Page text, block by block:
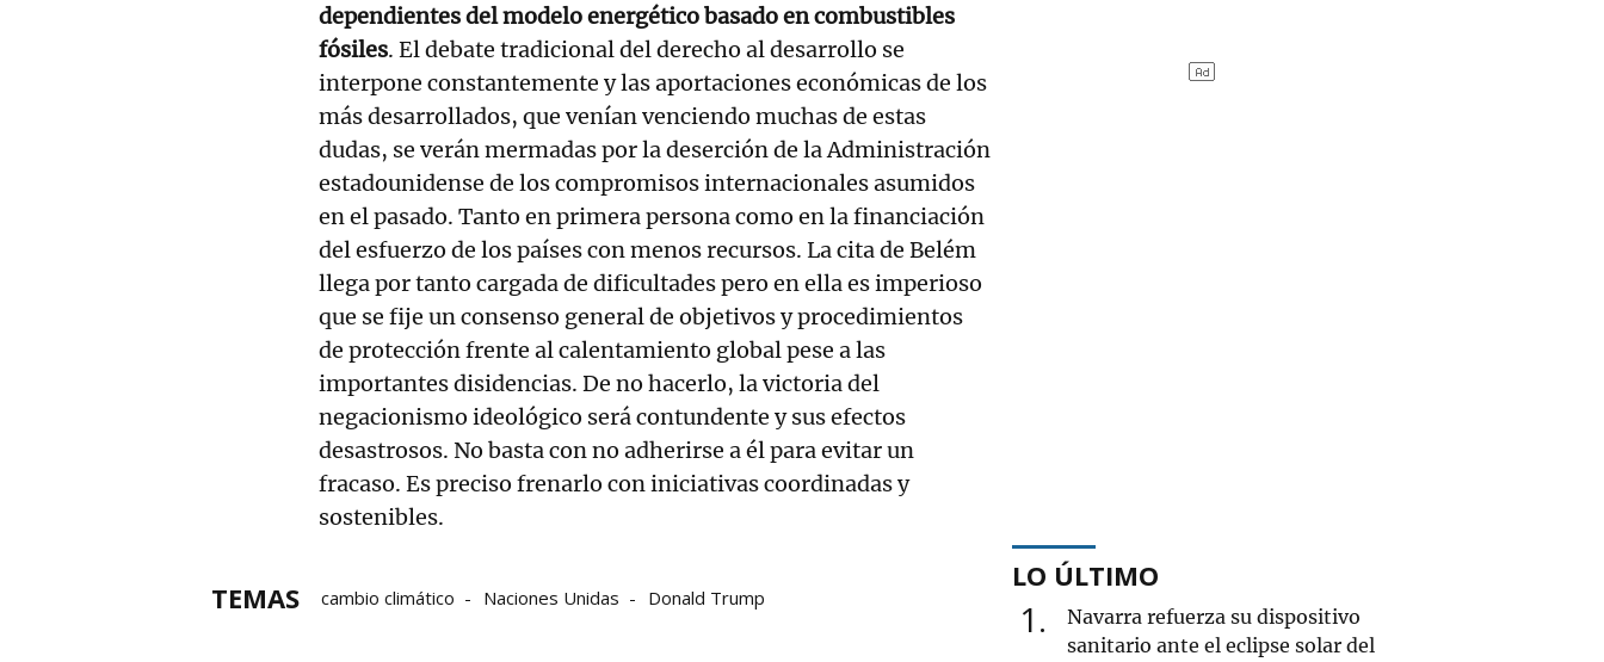
dependientes del modelo energético basado en combustibles
fósiles. El debate tradicional del derecho al desarrollo se
interpone constantemente y las aportaciones económicas de los
más desarrollados, que venían venciendo muchas de estas
dudas, se verán mermadas por la deserción de la Administración
estadounidense de los compromisos internacionales asumidos
en el pasado. Tanto en primera persona como en la financiación
del esfuerzo de los países con menos recursos. La cita de Belém
llega por tanto cargada de dificultades pero en ella es imperioso
que se fije un consenso general de objetivos y procedimientos
de protección frente al calentamiento global pese a las
importantes disidencias. De no hacerlo, la victoria del
negacionismo ideológico será contundente y sus efectos
desastrosos. No basta con no adherirse a él para evitar un
fracaso. Es preciso frenarlo con iniciativas coordinadas y
sostenibles.
TEMAS cambio climático Naciones Unidas Donald Trump
LO ÚLTIMO
1
Navarra refuerza su dispositivo
sanitario ante el eclipse solar del